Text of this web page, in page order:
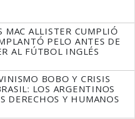
MAC ALLISTER CUMPLIÓ
PELO ANTES DE
AL FÚTBOL INGLÉS
BOBO Y CRISIS
LOS ARGENTINOS
DERECHOS Y HUMANOS